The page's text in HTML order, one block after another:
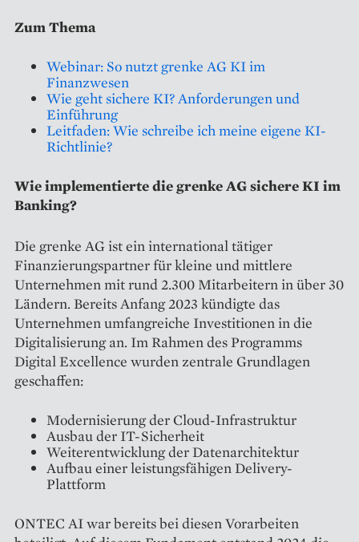
Zum Thema
Webinar: So nutzt grenke AG KI im
Finanzwesen
Wie geht sichere KI? Anforderungen und
Einführung
Leitfaden: Wie schreibe ich meine eigene KI-
Richtlinie?
Wie implementierte die grenke AG sichere KI im
Banking?
Die grenke AG ist ein international tätiger
Finanzierungspartner für kleine und mittlere
Unternehmen mit rund 2.300 Mitarbeitern in über 30
Ländern. Bereits Anfang 2023 kündigte das
Unternehmen umfangreiche Investitionen in die
Digitalisierung an. Im Rahmen des Programms
Digital Excellence wurden zentrale Grundlagen
geschaffen:
Modernisierung der Cloud-Infrastruktur
Ausbau der IT-Sicherheit
Weiterentwicklung der Datenarchitektur
Aufbau einer leistungsfähigen Delivery-
Plattform
ONTEC AI war bereits bei diesen Vorarbeiten